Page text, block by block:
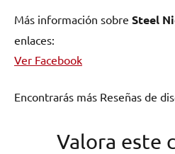
Más información sobre Steel
enlaces:
Ver Facebook
Encontrarás más Reseñas de
Valora este